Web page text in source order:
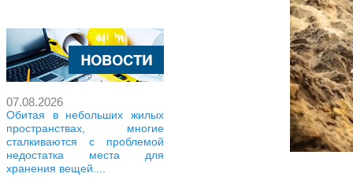
07.08.2026
Обитая в небольших жилых
пространствах, многие
сталкиваются с проблемой
недостатка места для
хранения вещей....